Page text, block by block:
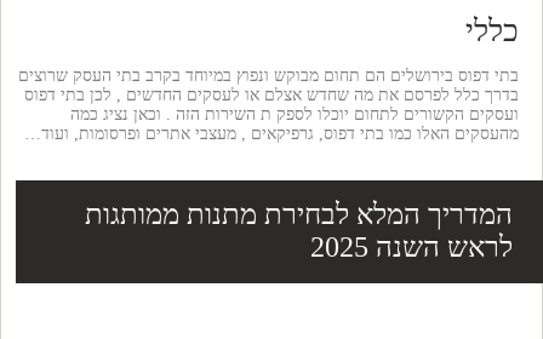
כללי
בתי דפוס בירושלים הם תחום מבוקש ונפוץ במיוחד בקרב בתי העסק שרוצים
בדרך כלל לפרסם את מה שחדש אצלם או לעסקים החדשים , לכן בתי דפוס
ועסקים הקשורים לתחום יוכלו לספק ת השירות הזה . וכאן נציג כמה
מהעסקים האלו כמו בתי דפוס, גרפיקאים , מעצבי אתרים ופרסומות, ועוד…
המדריך המלא לבחירת מתנות ממותגות
לראש השנה 2025